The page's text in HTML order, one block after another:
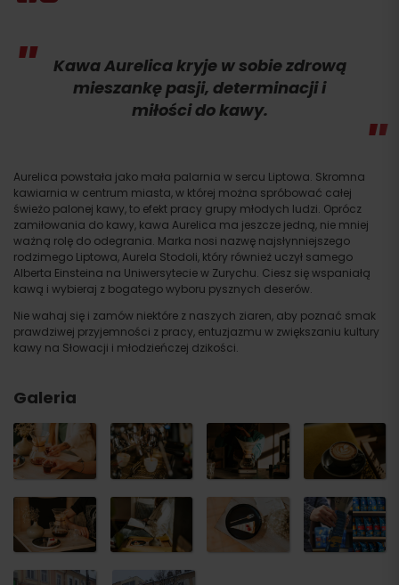
Kawa Aurelica kryje w sobie zdrową
mieszankę pasji, determinacji i
miłości do kawy.
Aurelica powstała jako mała palarnia w sercu Liptowa. Skromna
kawiarnia w centrum miasta, w której można spróbować całej
świeżo palonej kawy, to efekt pracy grupy młodych ludzi. Oprócz
zamiłowania do kawy, kawa Aurelica ma jeszcze jedną, nie mniej
ważną rolę do odegrania. Marka nosi nazwę najsłynniejszego
rodzimego Liptowa, Aurela Stodoli, który również uczył samego
Alberta Einsteina na Uniwersytecie w Zurychu. Ciesz się wspaniałą
kawą i wybieraj z bogatego wyboru pysznych deserów.
Nie wahaj się i zamów niektóre z naszych ziaren, aby poznać smak
prawdziwej przyjemności z pracy, entuzjazmu w zwiększaniu kultury
kawy na Słowacji i młodzieńczej dzikości.
Galeria